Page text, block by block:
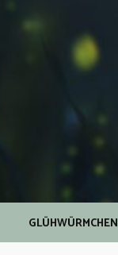
GLÜHWÜRMCHEN